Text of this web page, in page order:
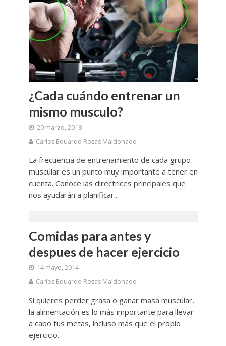
¿Cada cuándo entrenar un
mismo musculo?
20 marzo, 2018
Carlos Eduardo Rosas Maldonado
La frecuencia de entrenamiento de cada grupo
muscular es un punto muy importante a tener en
cuenta. Conoce las directrices principales que
nos ayudarán a planificar...
Comidas para antes y
despues de hacer ejercicio
14 mayo, 2014
Carlos Eduardo Rosas Maldonado
Si quieres perder grasa o ganar masa muscular,
la alimentación es lo más importante para llevar
a cabo tus metas, incluso más que el propio
ejercicio.